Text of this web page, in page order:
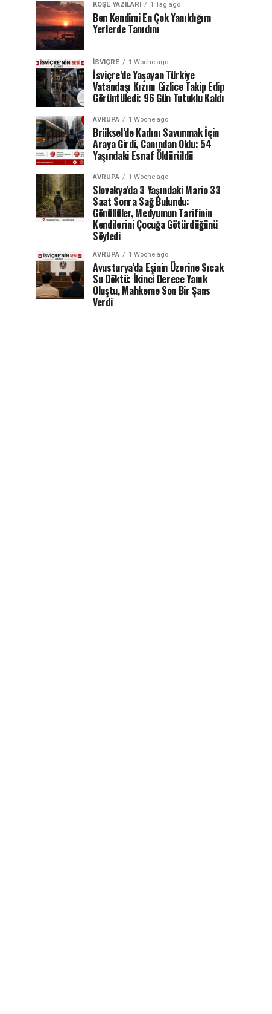
KÖŞE YAZILARI 1 Tag ago
Ben Kendimi En Çok Yanıldığım
Yerlerde Tanıdım
İSVIÇRE 1 Woche ago
İsviçre’de Yaşayan Türkiye
Vatandaşı Kızını Gizlice Takip Edip
Görüntüledi: 96 Gün Tutuklu Kaldı
AVRUPA 1 Woche ago
Brüksel’de Kadını Savunmak İçin
Araya Girdi, Canından Oldu: 54
Yaşındaki Esnaf Öldürüldü
AVRUPA 1 Woche ago
Slovakya’da 3 Yaşındaki Mario 33
Saat Sonra Sağ Bulundu:
Gönüllüler, Medyumun Tarifinin
Kendilerini Çocuğa Götürdüğünü
Söyledi
AVRUPA 1 Woche ago
Avusturya’da Eşinin Üzerine Sıcak
Su Döktü: İkinci Derece Yanık
Oluştu, Mahkeme Son Bir Şans
Verdi